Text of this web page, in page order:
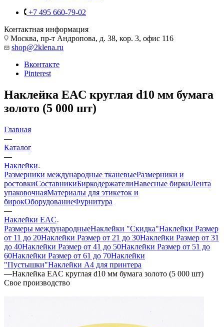
+7 495 660-79-02
Контактная информация
Москва, пр-т Андропова, д. 38, кор. 3, офис 116
shop@2klena.ru
Вконтакте
Pinterest
Наклейка EAC круглая d10 мм бумага
золото (5 000 шт)
Главная
—
Каталог
—
Наклейки
Размерники международные тканевыеРазмерники и
ростовкиСоставникиБиркодержателиНавесные биркиЛента
упаковочнаяМатериалы для этикеток и
бирокОборудованиеФурнитура
—
Наклейки EAC
Размеры международныеНаклейки "Скидка"Наклейки Размер
от 11 до 20Наклейки Размер от 21 до 30Наклейки Размер от 31
до 40Наклейки Размер от 41 до 50Наклейки Размер от 51 до
60Наклейки Размер от 61 до 70Наклейки
"Пустышки"Наклейки А4 для принтера
—Наклейка EAC круглая d10 мм бумага золото (5 000 шт)
Свое производство